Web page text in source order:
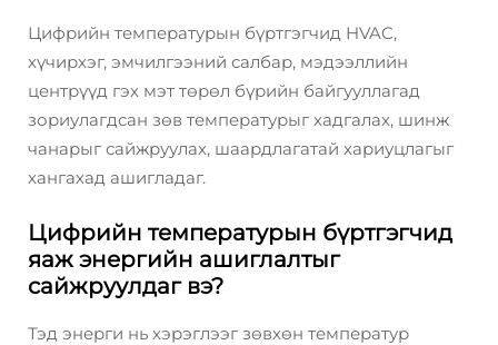
Цифрийн температурын бүртгэгчид HVAC,
хүчирхэг, эмчилгээний салбар, мэдээллийн
центрүүд гэх мэт төрөл бүрийн байгууллагад
зориулагдсан зөв температурыг хадгалах, шинж
чанарыг сайжруулах, шаардлагатай хариуцлагыг
хангахад ашигладаг.
Цифрийн температурын бүртгэгчид
яаж энергийн ашиглалтыг
сайжруулдаг вэ?
Тэд энерги нь хэрэглээг зөвхөн температур